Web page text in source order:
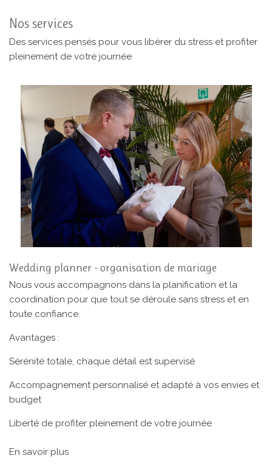
Nos services
Des services pensés pour vous libérer du stress et profiter
pleinement de votre journée
Wedding planner - organisation de mariage
Nous vous accompagnons dans la planification et la
coordination pour que tout se déroule sans stress et en
toute confiance.
Avantages :
Sérénité totale, chaque détail est supervisé
Accompagnement personnalisé et adapté à vos envies et
budget
Liberté de profiter pleinement de votre journée
En savoir plus